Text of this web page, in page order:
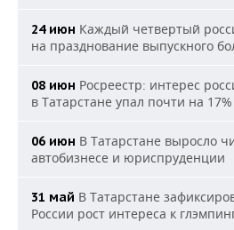
24 июн Каждый четвертый
на празднование выпускного
08 июн Росреестр: интерес
в Татарстане упал почти на 17%
06 июн В Татарстане выросло
автобизнесе и юриспруденции
31 май В Татарстане
России рост интереса к